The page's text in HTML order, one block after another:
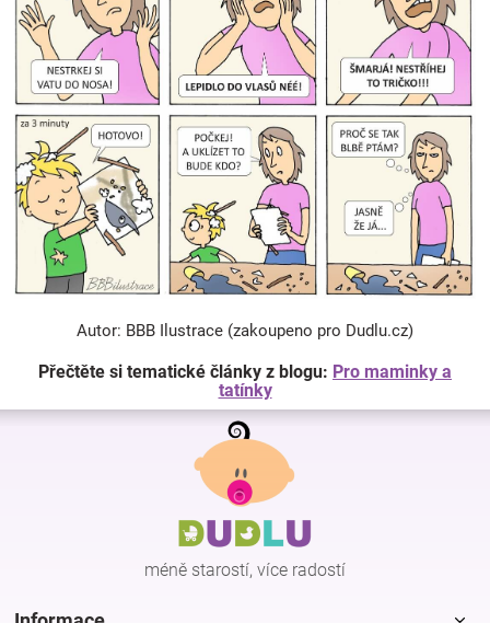
Autor: BBB Ilustrace (zakoupeno pro Dudlu.cz)
Přečtěte si tematické články z blogu: Pro maminky a
tatínky
Z
méně starostí, více radostí